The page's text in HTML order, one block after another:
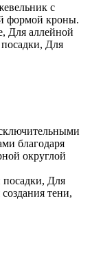
с
формой кроны.
Для аллейной
Для
благодаря
округлой
Для
тени,